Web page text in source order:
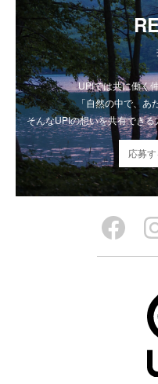
UPIでは共に働く
「自然の中で、あ
そんなUPIの想いを共有でき
応募